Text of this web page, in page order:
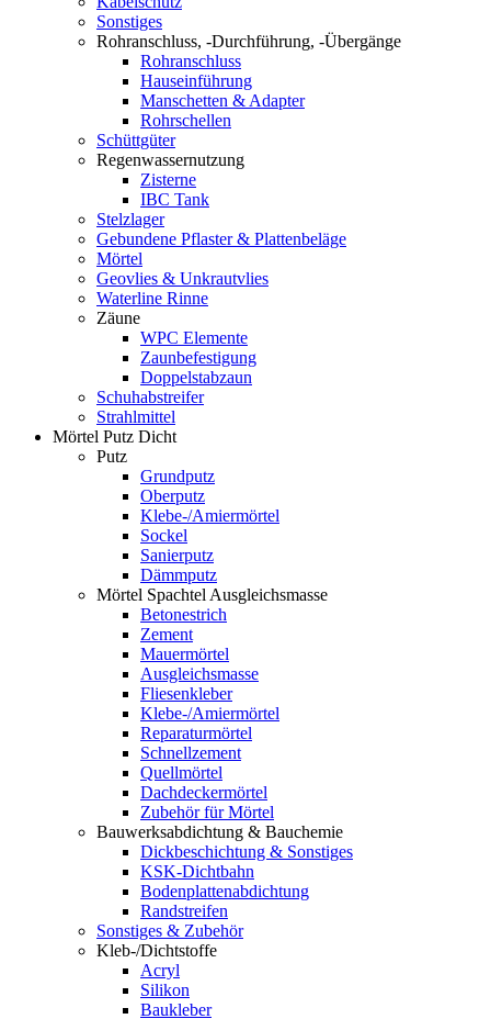
Sonstiges
Rohranschluss, -Durchführung, -Übergänge
Rohranschluss
Hauseinführung
Manschetten & Adapter
Rohrschellen
Schüttgüter
Regenwassernutzung
Zisterne
IBC Tank
Stelzlager
Gebundene Pflaster & Plattenbeläge
Mörtel
Geovlies & Unkrautvlies
Waterline Rinne
Zäune
WPC Elemente
Zaunbefestigung
Doppelstabzaun
Schuhabstreifer
Strahlmittel
Mörtel Putz Dicht
Putz
Grundputz
Oberputz
Klebe-/Amiermörtel
Sockel
Sanierputz
Dämmputz
Mörtel Spachtel Ausgleichsmasse
Betonestrich
Zement
Mauermörtel
Ausgleichsmasse
Fliesenkleber
Klebe-/Amiermörtel
Reparaturmörtel
Schnellzement
Quellmörtel
Dachdeckermörtel
Zubehör für Mörtel
Bauwerksabdichtung & Bauchemie
Dickbeschichtung & Sonstiges
KSK-Dichtbahn
Bodenplattenabdichtung
Randstreifen
Sonstiges & Zubehör
Kleb-/Dichtstoffe
Acryl
Silikon
Baukleber